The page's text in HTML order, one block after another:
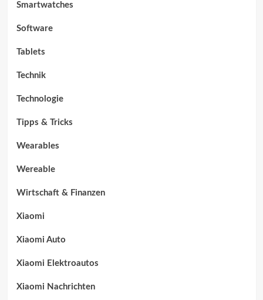
Smartwatches
Software
Tablets
Technik
Technologie
Tipps & Tricks
Wearables
Wereable
Wirtschaft & Finanzen
Xiaomi
Xiaomi Auto
Xiaomi Elektroautos
Xiaomi Nachrichten